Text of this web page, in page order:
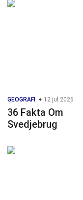
GEOGRAFI 12 jul 2026
36 Fakta Om
Svedjebrug